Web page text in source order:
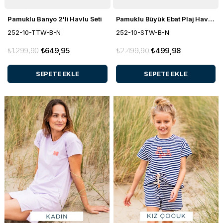
Pamuklu Banyo 2'li Havlu Seti
252-10-TTW-B-N
₺649,95
₺1.299,90
SEPETE EKLE
Pamuklu Büyük Ebat Plaj Havlusu
252-10-STW-B-N
₺499,98
₺2.499,90
SEPETE EKLE
%50 İNDIRIM %60 İNDIRIM
%50 İNDIRIM %50 İNDIRIM